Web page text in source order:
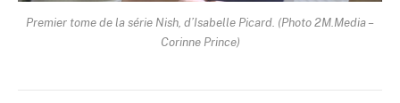
Premier tome de la série Nish, d’Isabelle Picard. (Photo 2M.Media –
Corinne Prince)